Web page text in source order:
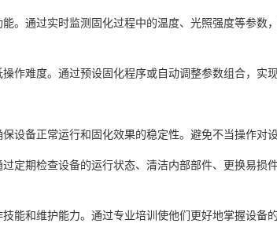
通过实时监测固化过程中的温度、光照强度等参数
难度。通过预设固化程序或自动调整参数组合，实现
备正常运行和固化效果的稳定性。避免不当操作对设
期检查设备的运行状态、清洁内部部件、更换易损
和维护能力。通过专业培训使他们更好地掌握设备